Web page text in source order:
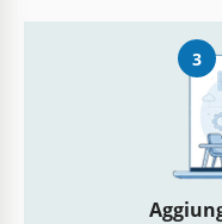
3